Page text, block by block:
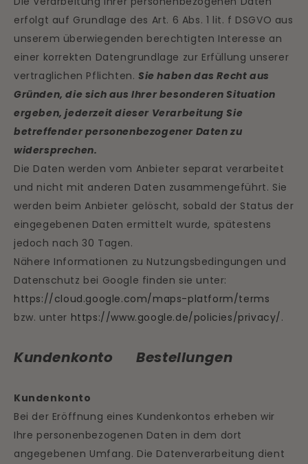
erfolgt auf Grundlage des Art. 6 Abs. 1 lit. f DSGVO aus
unserem überwiegenden berechtigten Interesse an
einer korrekten Datengrundlage zur Erfüllung unserer
vertraglichen Pflichten.Sie haben das Recht aus
Gründen, die sich aus Ihrer besonderen Situation
ergeben, jederzeit dieser Verarbeitung Sie
betreffender personenbezogener Daten zu
widersprechen.
Die Daten werden vom Anbieter separat verarbeitet
und nicht mit anderen Daten zusammengeführt. Sie
werden beim Anbieter gelöscht, sobald der Status der
eingegebenen Daten ermittelt wurde, spätestens
jedoch nach 30 Tagen.
Nähere Informationen zu Nutzungsbedingungen und
Datenschutz bei Google finden sie unter:
https://cloud.google.com/maps-platform/terms
bzw. unter https://www.google.de/policies/privacy/.
Kundenkonto Bestellungen
Kundenkonto
Bei der Eröffnung eines Kundenkontos erheben wir
Ihre personenbezogenen Daten in dem dort
angegebenen Umfang. Die Datenverarbeitung dient